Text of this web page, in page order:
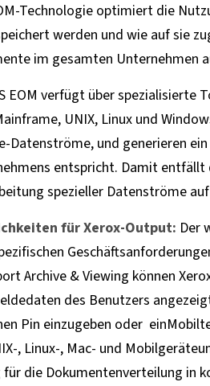
Technologie optimiert die
werden und wie auf sie
im gesamten Unternehmen
EOM verfügt über spezialisierte
UNIX, Linux und
Datenströme, und generieren
entspricht. Damit
spezieller Datenströme
für Xerox-Output: Der
Archive & Viewing können
des Benutzers
Pin einzugeben oder
, Linux-, Mac- und
die Dokumentenverteilung